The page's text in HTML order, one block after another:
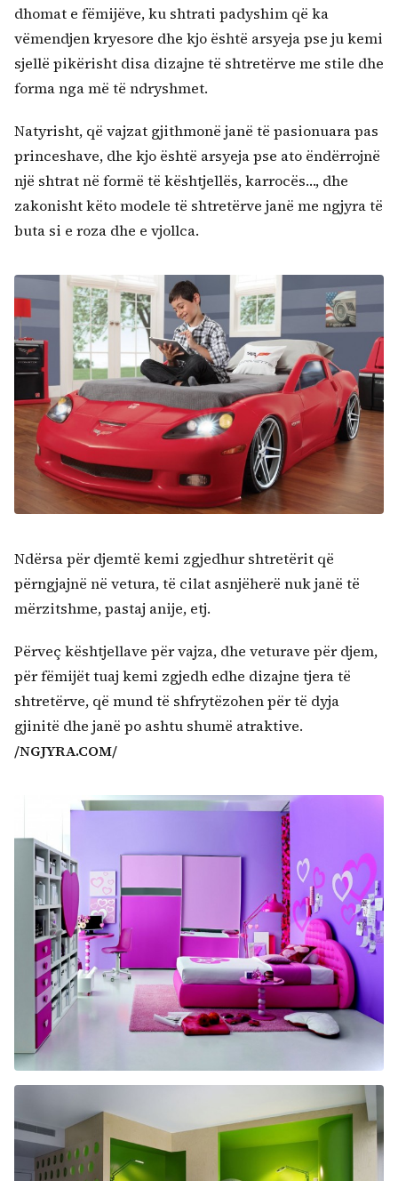
dhomat e fëmijëve, ku shtrati padyshim që ka
vëmendjen kryesore dhe kjo është arsyeja pse ju kemi
sjellë pikërisht disa dizajne të shtretërve me stile dhe
forma nga më të ndryshmet.
Natyrisht, që vajzat gjithmonë janë të pasionuara pas
princeshave, dhe kjo është arsyeja pse ato ëndërrojnë
një shtrat në formë të kështjellës, karrocës…, dhe
zakonisht këto modele të shtretërve janë me ngjyra të
buta si e roza dhe e vjollca.
Ndërsa për djemtë kemi zgjedhur shtretërit që
përngjajnë në vetura, të cilat asnjëherë nuk janë të
mërzitshme, pastaj anije, etj.
Përveç kështjellave për vajza, dhe veturave për djem,
për fëmijët tuaj kemi zgjedh edhe dizajne tjera të
shtretërve, që mund të shfrytëzohen për të dyja
gjinitë dhe janë po ashtu shumë atraktive.
/NGJYRA.COM/